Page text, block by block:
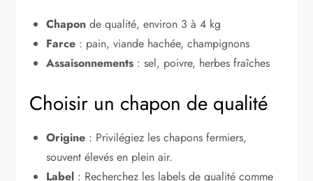
Chapon de qualité, environ 3 à 4 kg
Farce : pain, viande hachée, champignons
Assaisonnements : sel, poivre, herbes fraîches
Choisir un chapon de qualité
Origine : Privilégiez les chapons fermiers,
souvent élevés en plein air.
Label : Recherchez les labels de qualité comme